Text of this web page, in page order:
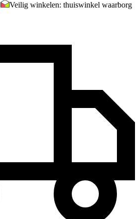
Veilig winkelen: thuiswinkel waarborg